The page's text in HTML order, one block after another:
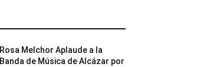
Rosa Melchor Aplaude a la
Banda de Música de Alcázar por